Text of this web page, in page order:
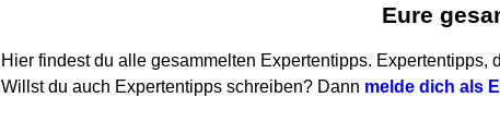
Eure
Hier findest du alle gesammelten Expertentipps.
Willst du auch Expertentipps schreiben? Dann melde dich als